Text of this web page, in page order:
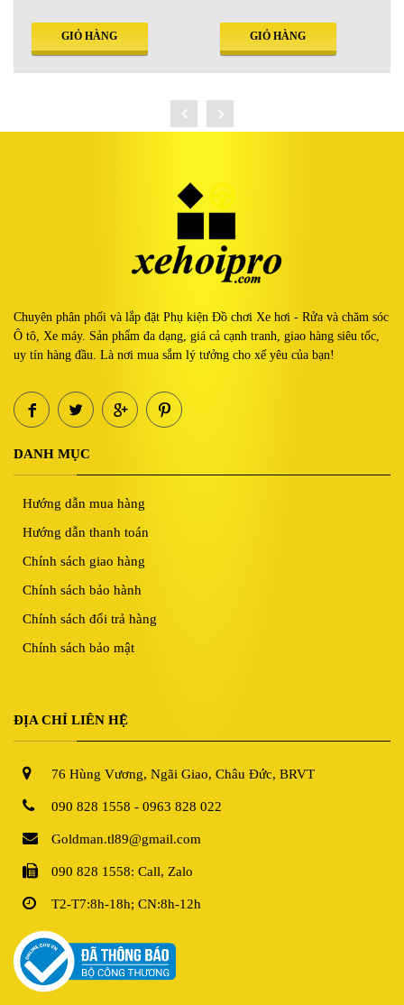
GIỎ HÀNG GIỎ HÀNG
Chuyên phân phối và lắp đặt Phụ kiện Đồ chơi Xe hơi - Rửa và chăm sóc
Ô tô, Xe máy. Sản phẩm đa dạng, giá cả cạnh tranh, giao hàng siêu tốc,
uy tín hàng đầu. Là nơi mua sắm lý tưởng cho xế yêu của bạn!
DANH MỤC
Hướng dẫn mua hàng
Hướng dẫn thanh toán
Chính sách giao hàng
Chính sách bảo hành
Chính sách đổi trả hàng
Chính sách bảo mật
ĐỊA CHỈ LIÊN HỆ
76 Hùng Vương, Ngãi Giao, Châu Đức, BRVT
090 828 1558 - 0963 828 022
Goldman.tl89@gmail.com
090 828 1558: Call, Zalo
T2-T7:8h-18h; CN:8h-12h